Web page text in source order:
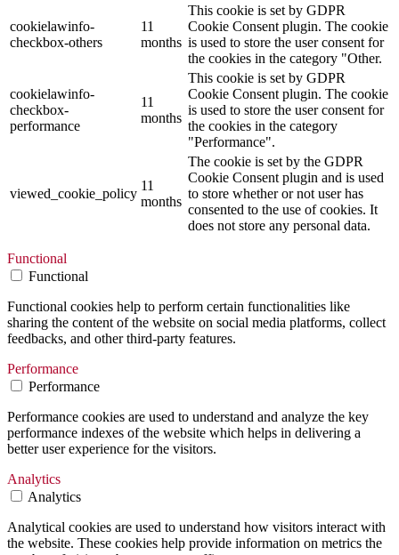
cookielawinfo-
checkbox-others
11
months
This cookie is set by GDPR
Cookie Consent plugin. The cookie
is used to store the user consent for
the cookies in the category "Other.
cookielawinfo-
checkbox-
performance
11
months
This cookie is set by GDPR
Cookie Consent plugin. The cookie
is used to store the user consent for
the cookies in the category
"Performance".
viewed_cookie_policy
11
months
The cookie is set by the GDPR
Cookie Consent plugin and is used
to store whether or not user has
consented to the use of cookies. It
does not store any personal data.
Functional
Functional
Functional cookies help to perform certain functionalities like
sharing the content of the website on social media platforms, collect
feedbacks, and other third-party features.
Performance
Performance
Performance cookies are used to understand and analyze the key
performance indexes of the website which helps in delivering a
better user experience for the visitors.
Analytics
Analytics
Analytical cookies are used to understand how visitors interact with
the website. These cookies help provide information on metrics the